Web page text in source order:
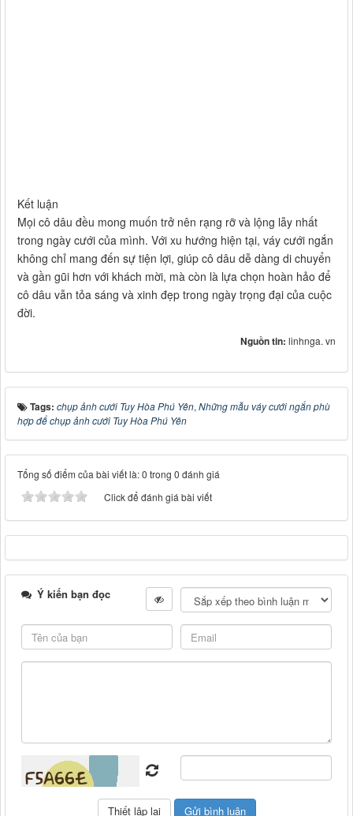
Kết luận
Mọi cô dâu đều mong muốn trở nên rạng rỡ và lộng lẫy nhất
trong ngày cưới của mình. Với xu hướng hiện tại, váy cưới ngắn
không chỉ mang đến sự tiện lợi, giúp cô dâu dễ dàng di chuyển
và gần gũi hơn với khách mời, mà còn là lựa chọn hoàn hảo để
cô dâu vẫn tỏa sáng và xinh đẹp trong ngày trọng đại của cuộc
đời.
Nguồn tin: linhnga. vn
Tags: chụp ảnh cưới Tuy Hòa Phú Yên, Những mẫu váy cưới ngắn phù
hợp để chụp ảnh cưới Tuy Hòa Phú Yên
Tổng số điểm của bài viết là: 0 trong 0 đánh giá
Click để đánh giá bài viết
Ý kiến bạn đọc